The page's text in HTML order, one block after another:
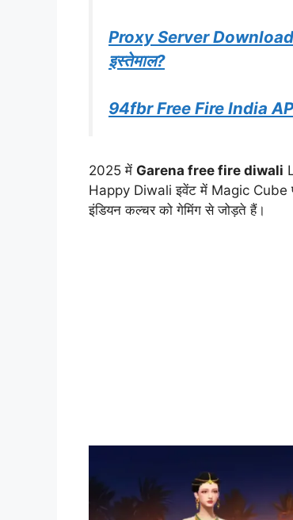
Proxy Server
इस्तेमाल?
94fbr Free Fire India
2025 में Garena free fire diwali
Happy Diwali इवेंट में Magic Cube
इंडियन कल्चर को गेमिंग से जोड़ते हैं।